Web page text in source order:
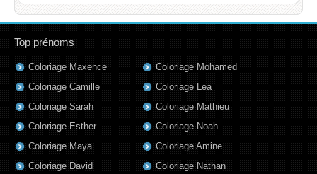
Top prénoms
Coloriage Maxence
Coloriage Camille
Coloriage Sarah
Coloriage Esther
Coloriage Maya
Coloriage David
Coloriage Mohamed
Coloriage Lea
Coloriage Mathieu
Coloriage Noah
Coloriage Amine
Coloriage Nathan